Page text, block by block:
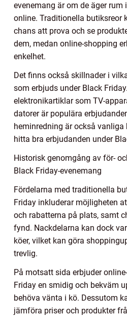
evenemang är om de äger
online. Traditionella butiksreor
chans att prova och se
dem, medan online-shopping
enkelhet.
Det finns också skillnader i
som erbjuds under Black
elektronikartiklar som TV-
datorer är populära
heminredning är också vanliga
hitta bra erbjudanden under
Historisk genomgång av för-
Black Friday-evenemang
Fördelarna med traditionella
Friday inkluderar möjligheten
och rabatterna på plats, samt
fynd. Nackdelarna kan dock
köer, vilket kan göra
trevlig.
På motsatt sida erbjuder
Friday en smidig och bekväm
behöva vänta i kö. Dessutom
jämföra priser och produkter